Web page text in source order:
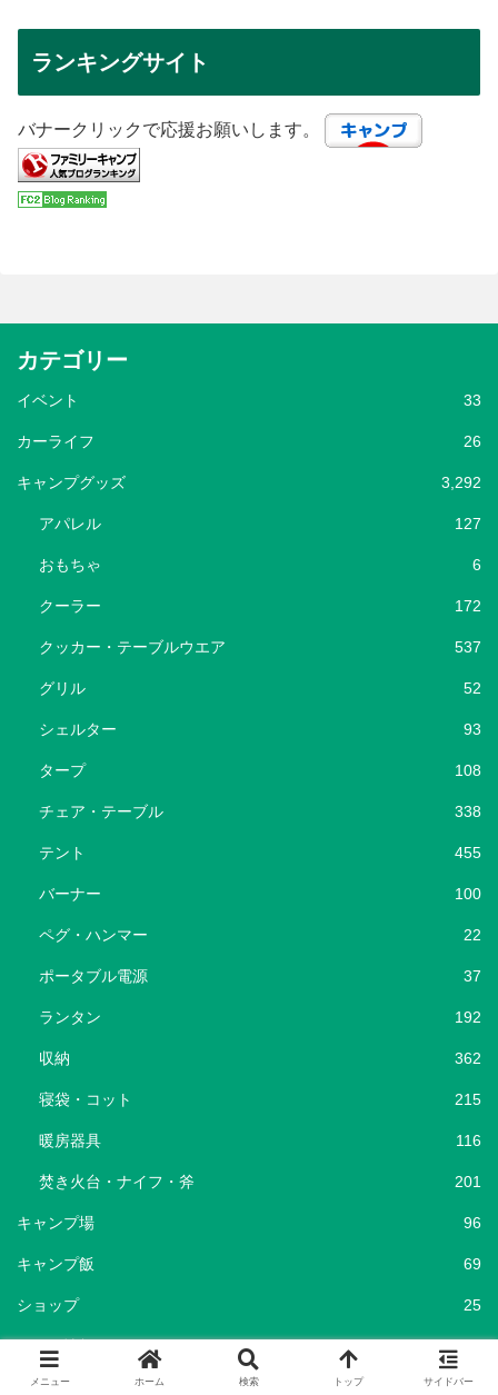
ランキングサイト
バナークリックで応援お願いします。
カテゴリー
イベント 33
カーライフ 26
キャンプグッズ 3,292
アパレル 127
おもちゃ 6
クーラー 172
クッカー・テーブルウエア 537
グリル 52
シェルター 93
タープ 108
チェア・テーブル 338
テント 455
バーナー 100
ペグ・ハンマー 22
ポータブル電源 37
ランタン 192
収納 362
寝袋・コット 215
暖房器具 116
焚き火台・ナイフ・斧 201
キャンプ場 96
キャンプ飯 69
ショップ 25
786
メディア 29
メニュー ホーム 検索 トップ サイドバー